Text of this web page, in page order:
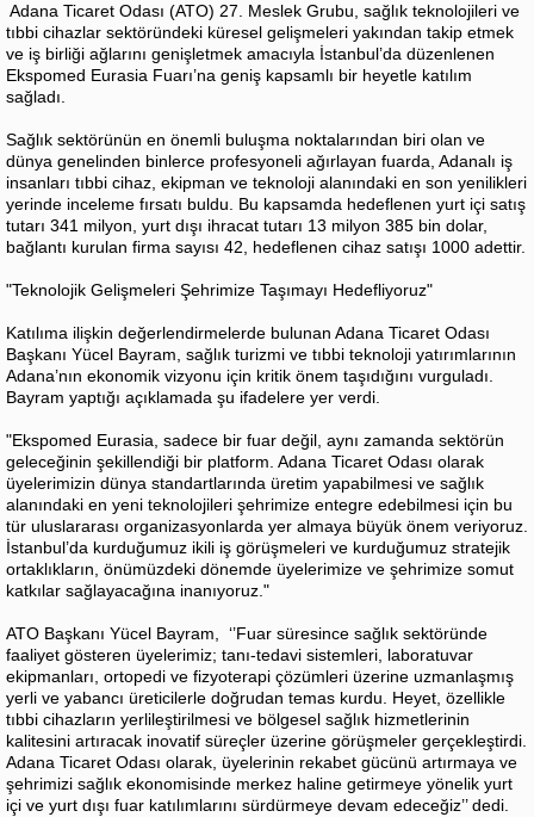
​ Adana Ticaret Odası (ATO) 27. Meslek Grubu, sağlık teknolojileri ve
tıbbi cihazlar sektöründeki küresel gelişmeleri yakından takip etmek
ve iş birliği ağlarını genişletmek amacıyla İstanbul’da düzenlenen
Ekspomed Eurasia Fuarı’na geniş kapsamlı bir heyetle katılım
sağladı.
​Sağlık sektörünün en önemli buluşma noktalarından biri olan ve
dünya genelinden binlerce profesyoneli ağırlayan fuarda, Adanalı iş
insanları tıbbi cihaz, ekipman ve teknoloji alanındaki en son yenilikleri
yerinde inceleme fırsatı buldu. Bu kapsamda hedeflenen yurt içi satış
tutarı 341 milyon, yurt dışı ihracat tutarı 13 milyon 385 bin dolar,
bağlantı kurulan firma sayısı 42, hedeflenen cihaz satışı 1000 adettir.
​"Teknolojik Gelişmeleri Şehrimize Taşımayı Hedefliyoruz"
​Katılıma ilişkin değerlendirmelerde bulunan Adana Ticaret Odası
Başkanı Yücel Bayram, sağlık turizmi ve tıbbi teknoloji yatırımlarının
Adana’nın ekonomik vizyonu için kritik önem taşıdığını vurguladı.
Bayram yaptığı açıklamada şu ifadelere yer verdi.
​"Ekspomed Eurasia, sadece bir fuar değil, aynı zamanda sektörün
geleceğinin şekillendiği bir platform. Adana Ticaret Odası olarak
üyelerimizin dünya standartlarında üretim yapabilmesi ve sağlık
alanındaki en yeni teknolojileri şehrimize entegre edebilmesi için bu
tür uluslararası organizasyonlarda yer almaya büyük önem veriyoruz.
İstanbul’da kurduğumuz ikili iş görüşmeleri ve kurduğumuz stratejik
ortaklıkların, önümüzdeki dönemde üyelerimize ve şehrimize somut
katkılar sağlayacağına inanıyoruz."
​ATO Başkanı Yücel Bayram, ‘’Fuar süresince sağlık sektöründe
faaliyet gösteren üyelerimiz; tanı-tedavi sistemleri, laboratuvar
ekipmanları, ortopedi ve fizyoterapi çözümleri üzerine uzmanlaşmış
yerli ve yabancı üreticilerle doğrudan temas kurdu. Heyet, özellikle
tıbbi cihazların yerlileştirilmesi ve bölgesel sağlık hizmetlerinin
kalitesini artıracak inovatif süreçler üzerine görüşmeler gerçekleştirdi.
​Adana Ticaret Odası olarak, üyelerinin rekabet gücünü artırmaya ve
şehrimizi sağlık ekonomisinde merkez haline getirmeye yönelik yurt
içi ve yurt dışı fuar katılımlarını sürdürmeye devam edeceğiz’’ dedi.